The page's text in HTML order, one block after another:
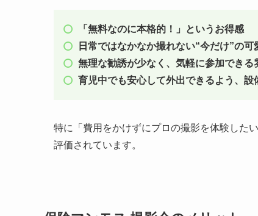
「無料なのに本格的！」というお得感
日常ではなかなか撮れない“今だけ”の
無理な勧誘が少なく、気軽に参加できる
育児中でも安心して外出できるよう、設
特に「費用をかけずにプロの撮影を体験した
評価されています。